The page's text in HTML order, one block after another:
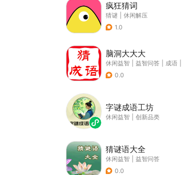
疯狂猜词
猜谜
休闲解压
1.0
脑洞大大大
休闲益智 益智问答 成语
0.0
字谜成语工坊
休闲益智 创新品类
猜谜语大全
休闲益智
益智问答
0.0